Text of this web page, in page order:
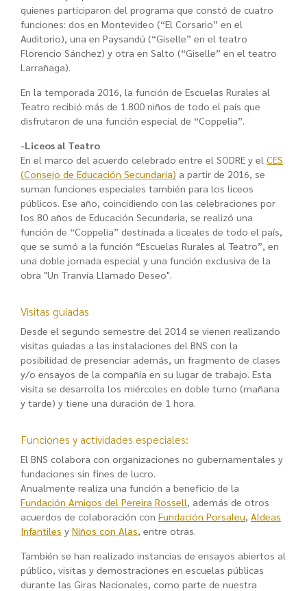
quienes participaron del programa que constó de cuatro
funciones: dos en Montevideo (“El Corsario” en el
Auditorio), una en Paysandú (“Giselle” en el teatro
Florencio Sánchez) y otra en Salto (“Giselle” en el teatro
Larrañaga).
En la temporada 2016, la función de Escuelas Rurales al
Teatro recibió más de 1.800 niños de todo el país que
disfrutaron de una función especial de “Coppelia”.
-Liceos al Teatro
En el marco del acuerdo celebrado entre el SODRE y el CES
(Consejo de Educación Secundaria) a partir de 2016, se
suman funciones especiales también para los liceos
públicos. Ese año, coincidiendo con las celebraciones por
los 80 años de Educación Secundaria, se realizó una
función de “Coppelia” destinada a liceales de todo el país,
que se sumó a la función “Escuelas Rurales al Teatro”, en
una doble jornada especial y una función exclusiva de la
obra "Un Tranvía Llamado Deseo".
Visitas guiadas
Desde el segundo semestre del 2014 se vienen realizando
visitas guiadas a las instalaciones del BNS con la
posibilidad de presenciar además, un fragmento de clases
y/o ensayos de la compañía en su lugar de trabajo. Esta
visita se desarrolla los miércoles en doble turno (mañana
y tarde) y tiene una duración de 1 hora.
Funciones y actividades especiales:
El BNS colabora con organizaciones no gubernamentales y
fundaciones sin fines de lucro.
Anualmente realiza una función a beneficio de la
Fundación Amigos del Pereira Rossell, además de otros
acuerdos de colaboración con Fundación Porsaleu, Aldeas
Infantiles y Niños con Alas, entre otras.
También se han realizado instancias de ensayos abiertos al
público, visitas y demostraciones en escuelas públicas
durante las Giras Nacionales, como parte de nuestra